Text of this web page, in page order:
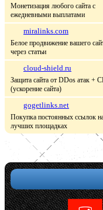
Монетизация любого сайта с
ежедневными выплатами
miralinks.com
Белое продвижение вашего
через статьи
cloud-shield.ru
Защита сайта от DDos атак +
(ускорение сайта)
gogetlinks.net
Покупка постоянных ссылок
лучших площадках